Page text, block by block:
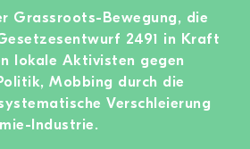
Grassroots-Bewegung, die
2491 in Kraft
lokale Aktivisten gegen
Mobbing durch die
Verschleierung
Industrie.